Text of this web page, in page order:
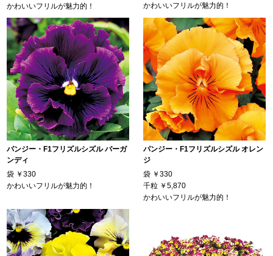
かわいいフリルが魅力的！
かわいいフリルが魅力的！
パンジー・F1フリズルシズル バーガ
ンディ
袋 ￥330
かわいいフリルが魅力的！
パンジー・F1フリズルシズル オレン
ジ
袋 ￥330
千粒 ￥5,870
かわいいフリルが魅力的！